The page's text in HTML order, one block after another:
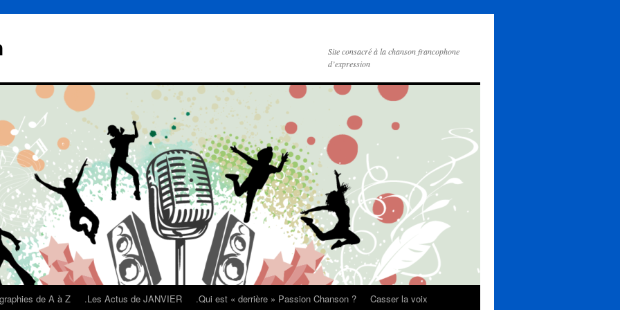
Site consacré à la chanson francophone
d’expression
de A à Z .Les Actus de JANVIER .Qui est « derrière » Passion Chanson ?
Casser la voix